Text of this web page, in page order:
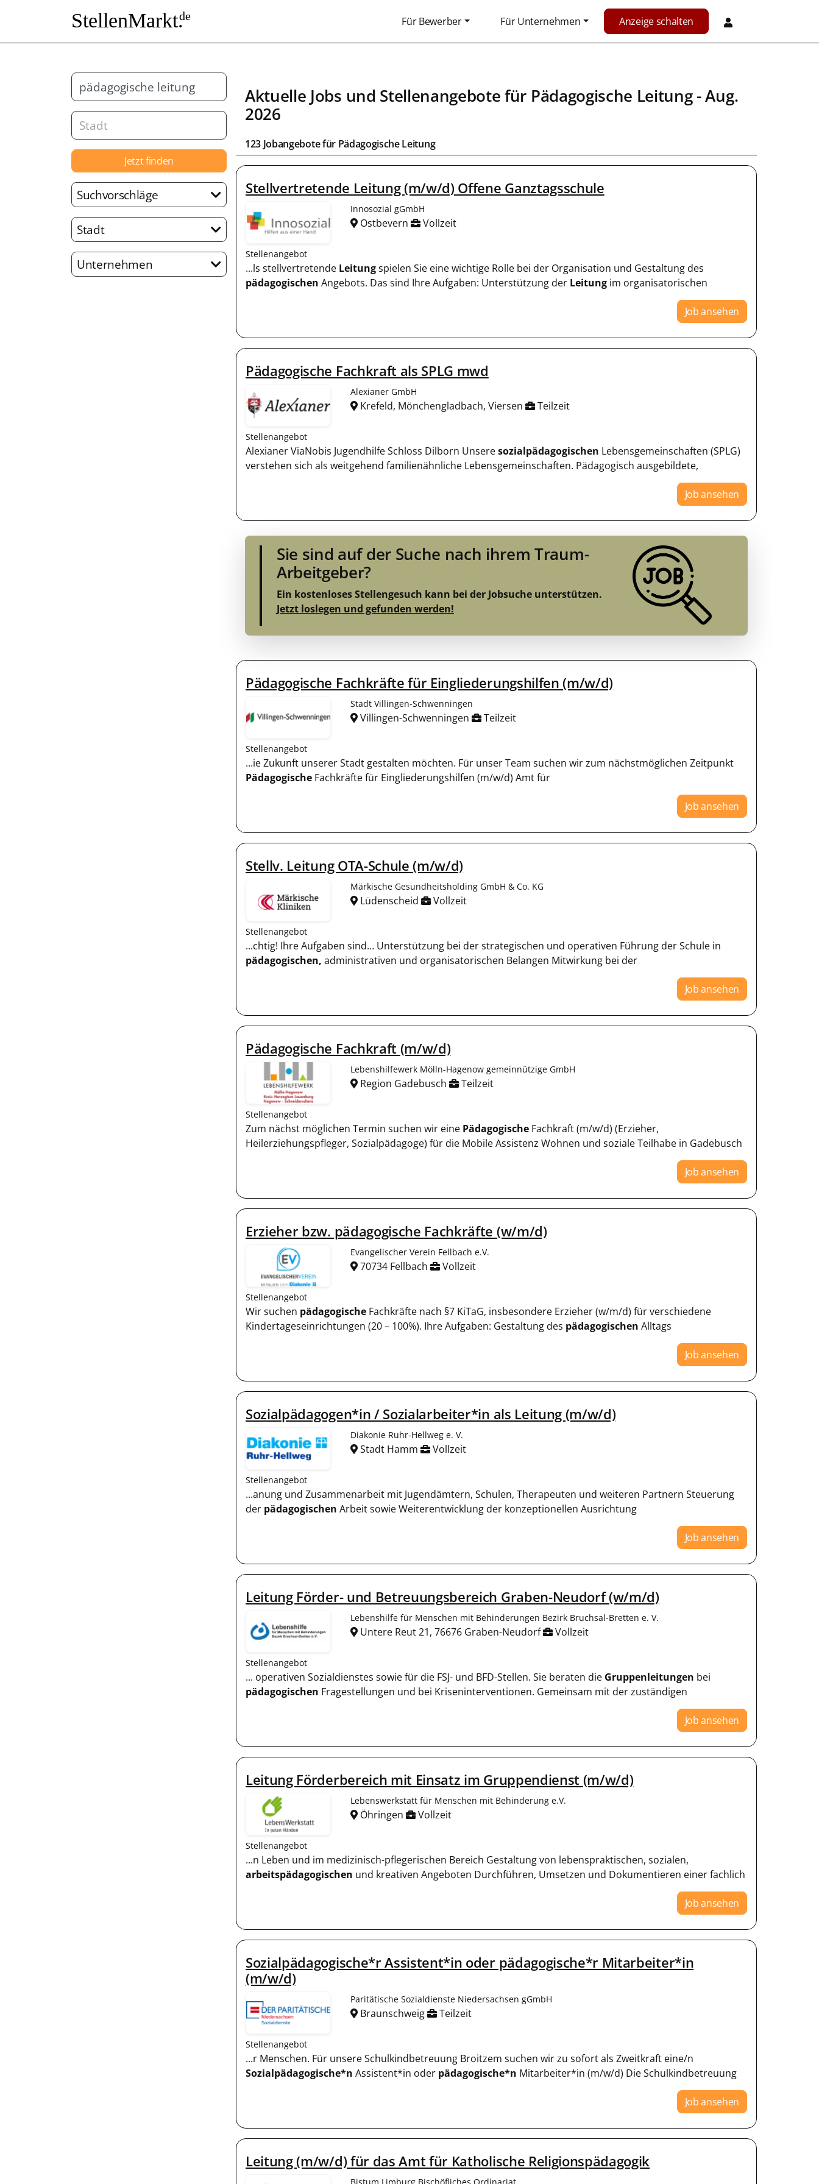
StellenMarkt.de Für Bewerber Für Unternehmen Anzeige schalten
Jetzt finden
Suchvorschläge
Stadt
Unternehmen
Aktuelle Jobs und Stellenangebote für Pädagogische Leitung- Aug.
2026
123 Jobangebote für Pädagogische Leitung
Stellvertretende Leitung (m/w/d) Offene Ganztagsschule
Innosozial gGmbH
Ostbevern Vollzeit
Stellenangebot
...ls stellvertretende Leitungspielen Sie eine wichtige Rolle bei der Organisation und Gestaltung des
pädagogischen Angebots. Das sind Ihre Aufgaben: Unterstützung der Leitung im organisatorischen
Job ansehen
Pädagogische Fachkraft als SPLG mwd
Alexianer GmbH
Krefeld, Mönchengladbach, Viersen Teilzeit
Stellenangebot
Alexianer ViaNobis Jugendhilfe Schloss Dilborn Unseresozialpädagogischen Lebensgemeinschaften (SPLG)
verstehen sich als weitgehend familienähnliche Lebensgemeinschaften. Pädagogisch ausgebildete,
Job ansehen
Sie sind auf der Suche nach ihrem Traum-
Arbeitgeber?
Ein kostenloses Stellengesuch kann bei der Jobsuche unterstützen.
Jetzt loslegen und gefunden werden!
Pädagogische Fachkräfte für Eingliederungshilfen (m/w/d)
Stadt Villingen-Schwenningen
Villingen-Schwenningen Teilzeit
Stellenangebot
...ie Zukunft unserer Stadt gestalten möchten. Für unser Team suchen wir zum nächstmöglichen Zeitpunkt
Pädagogische Fachkräfte für Eingliederungshilfen (m/w/d) Amt für
Job ansehen
Stellv. Leitung OTA-Schule (m/w/d)
Märkische Gesundheitsholding GmbH & Co. KG
Lüdenscheid Vollzeit
Stellenangebot
...chtig! Ihre Aufgaben sind… Unterstützung bei der strategischen und operativen Führung der Schule in
pädagogischen, administrativen und organisatorischen Belangen Mitwirkung bei der
Job ansehen
Pädagogische Fachkraft (m/w/d)
Lebenshilfewerk Mölln-Hagenow gemeinnützige GmbH
Region Gadebusch Teilzeit
Stellenangebot
Zum nächst möglichen Termin suchen wir eine Pädagogische Fachkraft (m/w/d) (Erzieher,
Heilerziehungspfleger, Sozialpädagoge) für die Mobile Assistenz Wohnen und soziale Teilhabe in Gadebusch
Job ansehen
Erzieher bzw. pädagogische Fachkräfte (w/m/d)
Evangelischer Verein Fellbach e.V.
70734 Fellbach Vollzeit
Stellenangebot
Wir suchen pädagogische Fachkräfte nach §7 KiTaG, insbesondere Erzieher (w/m/d) für verschiedene
Kindertageseinrichtungen (20 – 100%). Ihre Aufgaben: Gestaltung des pädagogischen Alltags
Job ansehen
Sozialpädagogen*in / Sozialarbeiter*in als Leitung (m/w/d)
Diakonie Ruhr-Hellweg e. V.
Stadt Hamm Vollzeit
Stellenangebot
...anung und Zusammenarbeit mit Jugendämtern, Schulen, Therapeuten und weiteren Partnern Steuerung
der pädagogischen Arbeit sowie Weiterentwicklung der konzeptionellen Ausrichtung
Job ansehen
Leitung Förder- und Betreuungsbereich Graben-Neudorf (w/m/d)
Lebenshilfe für Menschen mit Behinderungen Bezirk Bruchsal-Bretten e. V.
Untere Reut 21, 76676 Graben-Neudorf Vollzeit
Stellenangebot
... operativen Sozialdienstes sowie für die FSJ- und BFD-Stellen. Sie beraten die Gruppenleitungen bei
pädagogischen Fragestellungen und bei Kriseninterventionen. Gemeinsam mit der zuständigen
Job ansehen
Leitung Förderbereich mit Einsatz im Gruppendienst (m/w/d)
Lebenswerkstatt für Menschen mit Behinderung e.V.
Öhringen Vollzeit
Stellenangebot
...n Leben und im medizinisch-pflegerischen Bereich Gestaltung von lebenspraktischen, sozialen,
arbeitspädagogischen und kreativen Angeboten Durchführen, Umsetzen und Dokumentieren einer fachlich
Job ansehen
Sozialpädagogische*r Assistent*in oder pädagogische*r Mitarbeiter*in
(m/w/d)
Paritätische Sozialdienste Niedersachsen gGmbH
Braunschweig Teilzeit
Stellenangebot
...r Menschen. Für unsere Schulkindbetreuung Broitzem suchen wir zu sofort als Zweitkraft eine/n
Sozialpädagogische*n Assistent*in oder pädagogische*n Mitarbeiter*in (m/w/d) Die Schulkindbetreuung
Job ansehen
Leitung (m/w/d) für das Amt für Katholische Religionspädagogik